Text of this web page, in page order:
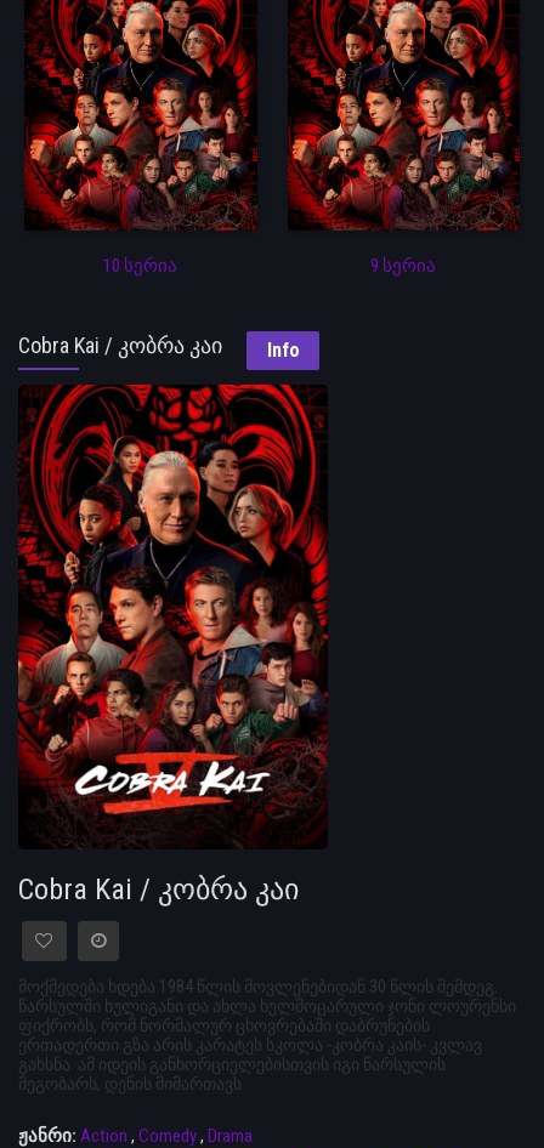
10 სერია 9 სერია
Cobra Kai / კობრა კაი Info
Cobra Kai / კობრა კაი
მოქმედება ხდება 1984 წლის მოვლენებიდან 30 წლის შემდეგ.
წარსულში ხულიგანი და ახლა ხელმოცარული ჯონი ლოურენსი
ფიქრობს, რომ ნორმალურ ცხოვრებაში დაბრუნების
ერთადერთი გზა არის კარატეს სკოლა -კობრა კაის- კვლავ
გახსნა. ამ იდეის განხორციელებისთვის იგი წარსულის
მეგობარს, დენის მიმართავს
ჟანრი: Action , Comedy, Drama